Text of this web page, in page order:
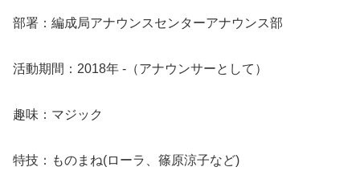
部署：編成局アナウンスセンターアナウンス部
活動期間：2018年 -（アナウンサーとして）
趣味：マジック
特技：ものまね(ローラ、篠原涼子など)